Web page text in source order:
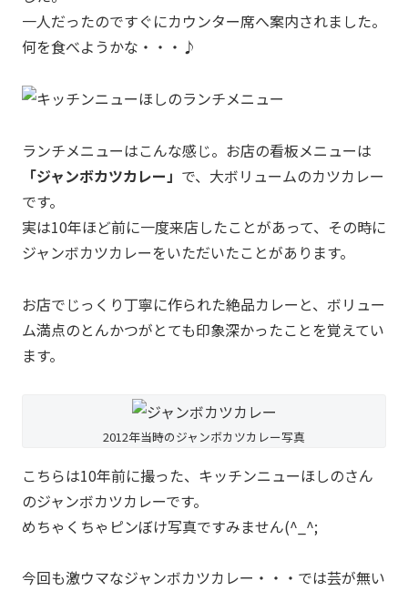
一人だったのですぐにカウンター席へ案内されました。
何を食べようかな・・・♪
ランチメニューはこんな感じ。お店の看板メニューは
「ジャンボカツカレー」 で、大ボリュームのカツカレー
です。
実は10年ほど前に一度来店したことがあって、その時に
ジャンボカツカレーをいただいたことがあります。
お店でじっくり丁寧に作られた絶品カレーと、ボリュー
ム満点のとんかつがとても印象深かったことを覚えてい
ます。
2012年当時のジャンボカツカレー写真
こちらは10年前に撮った、キッチンニューほしのさん
のジャンボカツカレーです。
めちゃくちゃピンぼけ写真ですみません(^_^;
今回も激ウマなジャンボカツカレー・・・では芸が無い